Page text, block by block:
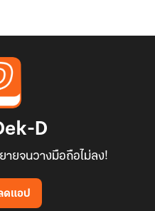
D
ยจนวางมือถือไม่ลง!
ดแอป